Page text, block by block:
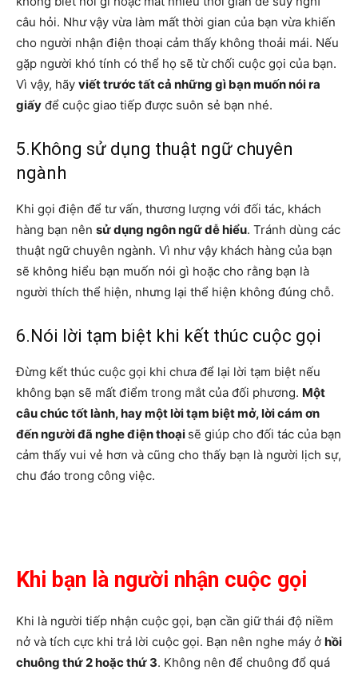
câu hỏi. Như vậy vừa làm mất thời gian của bạn vừa khiến
cho người nhận điện thoại cảm thấy không thoải mái. Nếu
gặp người khó tính có thể họ sẽ từ chối cuộc gọi của bạn.
Vì vậy, hãy viết trước tất cả những gì bạn muốn nói ra
giấy để cuộc giao tiếp được suôn sẻ bạn nhé.
5.Không sử dụng thuật ngữ chuyên
ngành
Khi gọi điện để tư vấn, thương lượng với đối tác, khách
hàng bạn nên sử dụng ngôn ngữ dễ hiểu. Tránh dùng các
thuật ngữ chuyên ngành. Vì như vậy khách hàng của bạn
sẽ không hiểu bạn muốn nói gì hoặc cho rằng bạn là
người thích thể hiện, nhưng lại thể hiện không đúng chỗ.
6.Nói lời tạm biệt khi kết thúc cuộc gọi
Đừng kết thúc cuộc gọi khi chưa để lại lời tạm biệt nếu
không bạn sẽ mất điểm trong mắt của đối phương. Một
câu chúc tốt lành, hay một lời tạm biệt mở, lời cám ơn
đến người đã nghe điện thoại sẽ giúp cho đối tác của bạn
cảm thấy vui vẻ hơn và cũng cho thấy bạn là người lịch sự,
chu đáo trong công việc.
Khi bạn là người nhận cuộc gọi
Khi là người tiếp nhận cuộc gọi, bạn cần giữ thái độ niềm
nở và tích cực khi trả lời cuộc gọi. Bạn nên nghe máy ở hồi
chuông thứ 2 hoặc thứ 3. Không nên để chuông đổ quá